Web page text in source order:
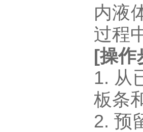
内液
过程
[操作
1. 从
板条
2. 预